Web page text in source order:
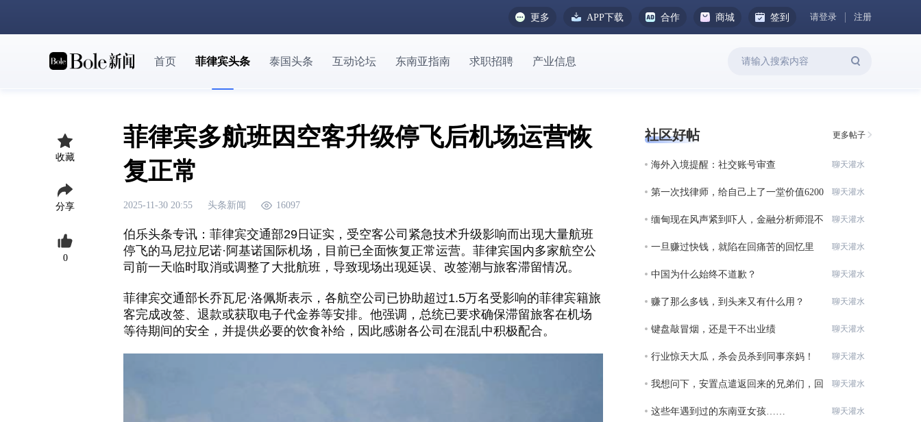
更多 APP下载 合作 商城 签到 请登录 注册
首页 菲律宾头条 泰国头条 互动论坛 东南亚指南 求职招聘 产业信息
收藏
分享
0
菲律宾多航班因空客升级停飞后机场运营恢
复正常
2025-11-30 20:55 头条新闻 16097
伯乐头条专讯：菲律宾交通部29日证实，受空客公司紧急技术升级影响而出现大量航班
停飞的马尼拉尼诺· 阿基诺国际机场，目前已全面恢复正常运营。菲律宾国内多家航空公
司前一天临时取消或调整了大批航班，导致现场出现延误、改签潮与旅客滞留情况。
菲律宾交通部长乔瓦尼·洛佩斯表示，各航空公司已协助超过1.5万名受影响的菲律宾籍旅
客完成改签、退款或获取电子代金券等安排。他强调，总统已要求确保滞留旅客在机场
等待期间的安全，并提供必要的饮食补给，因此感谢各公司在混乱中积极配合。
社区好帖 更多帖子
海外入境提醒：社交账号审查 聊天灌水
第一次找律师，给自己上了一堂价值6200
聊天灌水
缅甸现在风声紧到吓人，金融分析师混不
聊天灌水
一旦赚过快钱，就陷在回痛苦的回忆里
聊天灌水
中国为什么始终不道歉？ 聊天灌水
赚了那么多钱，到头来又有什么用？ 聊天灌水
键盘敲冒烟，还是干不出业绩 聊天灌水
行业惊天大瓜，杀会员杀到同事亲妈！ 聊天灌水
我想问下，安置点遣返回来的兄弟们，回
聊天灌水
这些年遇到过的东南亚女孩…… 聊天灌水